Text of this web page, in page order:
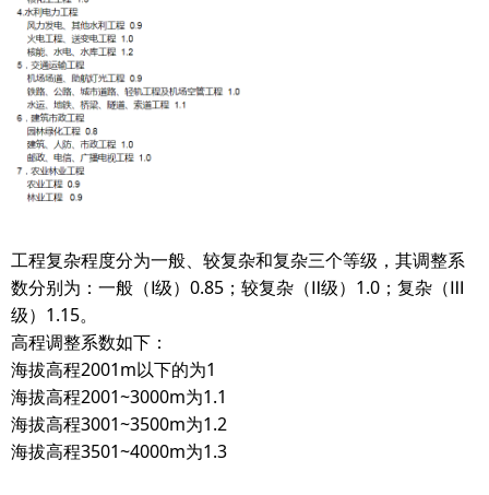
工程复杂程度分为一般、较复杂和复杂三个等级，其调整系
数分别为：一般（Ⅰ级）0.85；较复杂（Ⅱ级）1.0；复杂（Ⅲ
级）1.15。
高程调整系数如下：
海拔高程2001m以下的为1
海拔高程2001~3000m为1.1
海拔高程3001~3500m为1.2
海拔高程3501~4000m为1.3